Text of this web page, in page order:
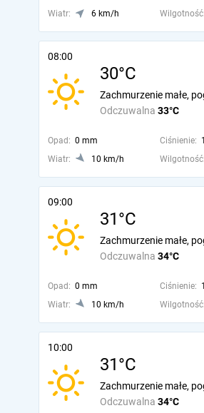
Wiatr: 6 km/h Wilgotność:
08:00
30°C
Odczuwalna 33°C
Zachmurzenie małe,
Opad: 0 mm Ciśnienie:
Wiatr:
10 km/h Wilgotność:
09:00
31°C
Odczuwalna 34°C
Zachmurzenie małe,
Opad: 0 mm Ciśnienie:
Wiatr:
10 km/h Wilgotność:
10:00
31°C
Odczuwalna 34°C
Zachmurzenie małe,